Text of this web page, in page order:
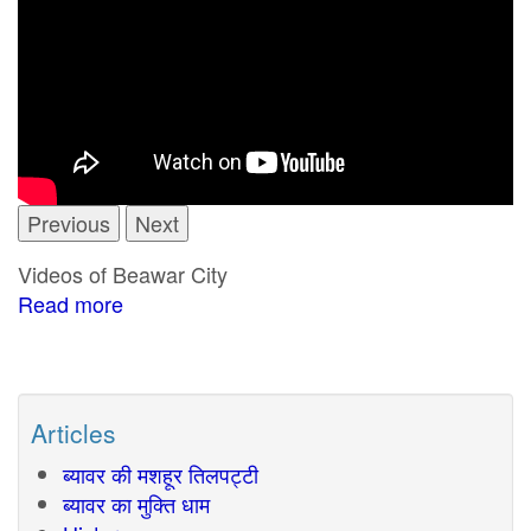
Previous
Next
Videos of Beawar City
Read more
Articles
ब्यावर की मशहूर तिलपट्टी
ब्यावर का मुक्ति धाम